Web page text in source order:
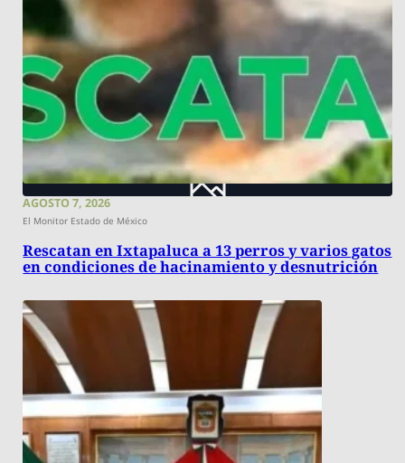
AGOSTO 7, 2026
El Monitor Estado de México
Rescatan en Ixtapaluca a 13 perros y varios gatos
en condiciones de hacinamiento y desnutrición